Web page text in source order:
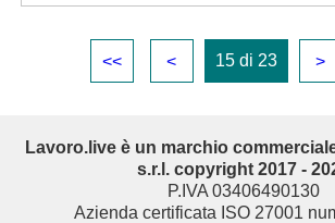
<< < 15 di 23 >
Lavoro.live è un marchio
s.r.l. copyright 2017 -
P.IVA 03406490130
Azienda certificata ISO 27001